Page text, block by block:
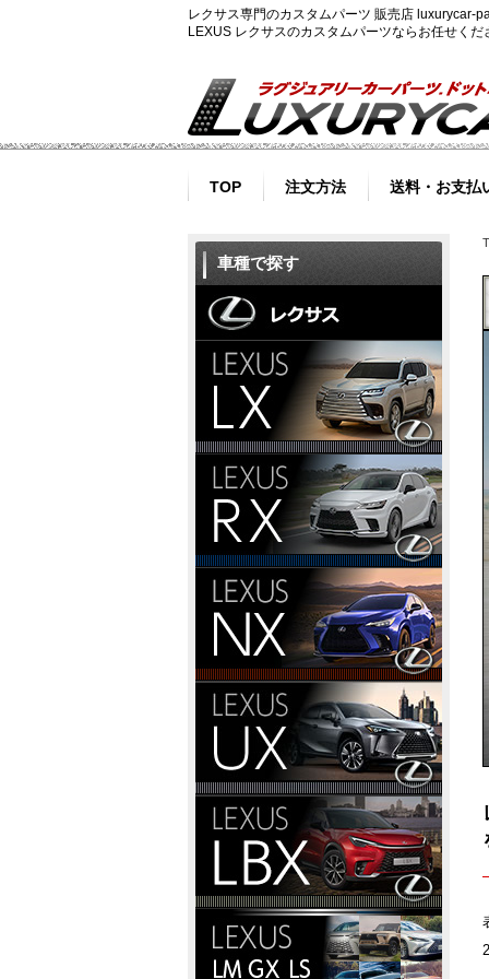
レクサス専門のカスタムパーツ 販売店 luxurycar-
LEXUS レクサスのカスタムパーツならお任せく
TOP 注文方法 送料・お支払
車種で探す